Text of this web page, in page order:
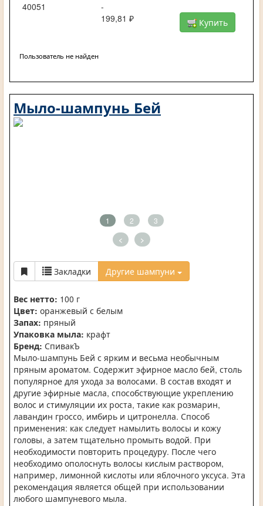
40051
-
199,81 ₽
Купить
Пользователь не найден
Мыло-шампунь Бей
1 2 3
< >
Закладки Другие шампуни
Вес нетто: 100 г
Цвет: оранжевый с белым
Запах: пряный
Упаковка мыла: крафт
Бренд: СпивакЪ
Мыло-шампунь Бей с ярким и весьма необычным
пряным ароматом. Содержит эфирное масло бей, столь
популярное для ухода за волосами. В состав входят и
другие эфирные масла, способствующие укреплению
волос и стимуляции их роста, такие как розмарин,
лавандин гроссо, имбирь и цитронелла. Способ
применения: как следует намылить волосы и кожу
головы, а затем тщательно промыть водой. При
необходимости повторить процедуру. После чего
необходимо ополоснуть волосы кислым раствором,
например, лимонной кислоты или яблочного уксуса. Эта
рекомендация является общей при использовании
любого шампуневого мыла.